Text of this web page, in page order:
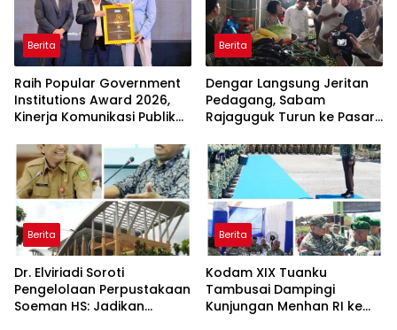
Berita
Raih Popular Government
Institutions Award 2026,
Kinerja Komunikasi Publik
Kembali Diakui
Berita
Dengar Langsung Jeritan
Pedagang, Sabam
Rajaguguk Turun ke Pasar
Berita
Dr. Elviriadi Soroti
Pengelolaan Perpustakaan
Soeman HS: Jadikan
Berita
Kodam XIX Tuanku
Tambusai Dampingi
Kunjungan Menhan RI ke